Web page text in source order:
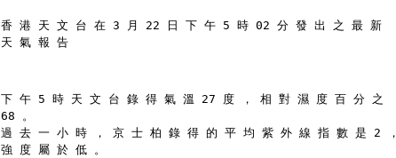
香 港 天 文 台 在 3 月 22 日 下 午 5 時 02 分 發 出 之 最 新
天 氣 報 告
下 午 5 時 天 文 台 錄 得 氣 溫 27 度 ， 相 對 濕 度 百 分 之
68 。
過 去 一 小 時 ， 京 士 柏 錄 得 的 平 均 紫 外 線 指 數 是 2 ，
強 度 屬 於 低 。